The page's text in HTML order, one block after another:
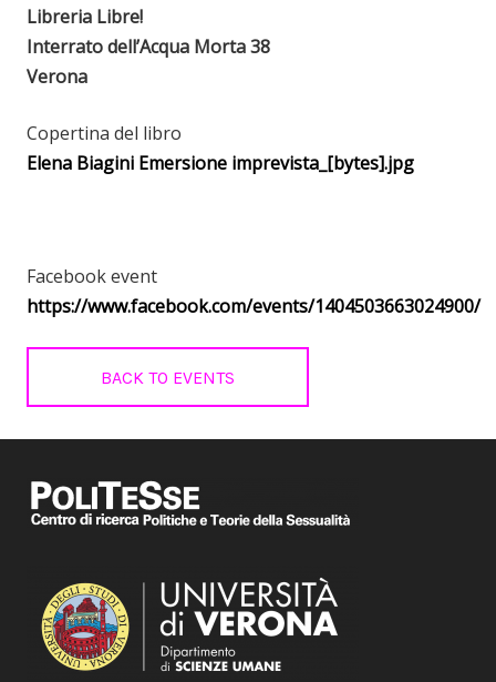
Libreria Libre!
Interrato dell’Acqua Morta 38
Verona
Copertina del libro
Elena Biagini Emersione imprevista_[bytes].jpg
Facebook event
https://www.facebook.com/events/1404503663024900/
BACK TO EVENTS